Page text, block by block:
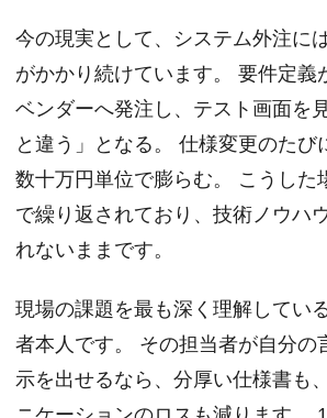
今の現実として、システム外注に
がかかり続けています。 要件定義
ベンダーへ発注し、テスト画面を
と違う」となる。 仕様変更のたび
数十万円単位で膨らむ。 こうした
で繰り返されており、技術ノウハ
れないままです。
現場の課題を最も深く理解してい
者本人です。 その担当者が自分の
示を出せるなら、分厚い仕様書も